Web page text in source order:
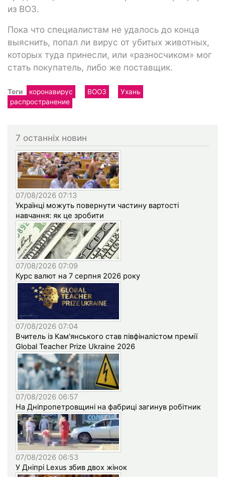
из ВОЗ.
Пока что специалистам не удалось до конца
выяснить, попал ли вирус от убитых животных,
которых туда принесли, или «разносчиком» мог
стать покупатель, либо же поставщик.
Теги коронавирус ВООЗ
Ухань
распространение
7 останніх новин
07/08/2026 07:13
Українці можуть повернути частину вартості
навчання: як це зробити
07/08/2026 07:09
Курс валют на 7 серпня 2026 року
07/08/2026 07:04
Вчитель із Кам'янського став півфіналістом премії
Global Teacher Prize Ukraine 2026
07/08/2026 06:57
На Дніпропетровщині на фабриці загинув робітник
07/08/2026 06:53
У Дніпрі Lexus збив двох жінок